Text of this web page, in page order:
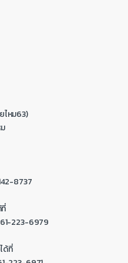
ไหม63)
8737
223-6979
ด้ที่